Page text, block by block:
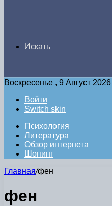
Искать
Воскресенье , 9 Август 2026
Войти
Switch skin
Психология
Литература
Обзор интернета
Шопинг
Главная/фен
фен